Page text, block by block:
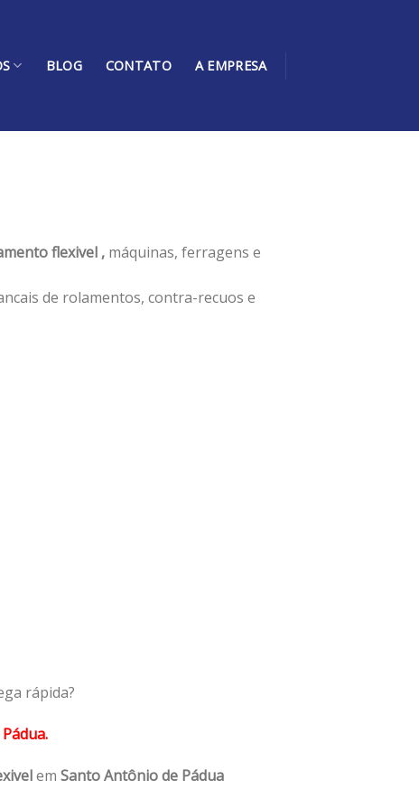
BLOG CONTATO A EMPRESA
flexivel , máquinas, ferragens e
de rolamentos, contra-recuos e
rápida?
em Santo Antônio de Pádua